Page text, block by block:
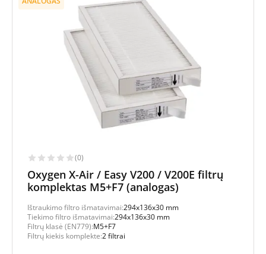
(0)
Oxygen X-Air / Easy V200 / V200E filtrų
komplektas M5+F7 (analogas)
Ištraukimo filtro išmatavimai:294x136x30 mm
Tiekimo filtro išmatavimai:294x136x30 mm
Filtrų klasė (EN779):M5+F7
Filtrų kiekis komplekte:2 filtrai